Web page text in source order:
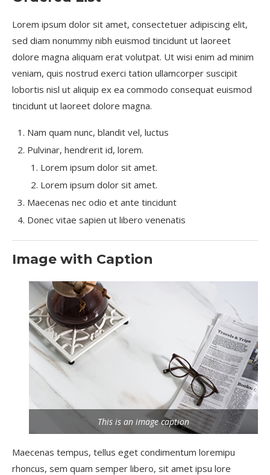
Lorem ipsum dolor sit amet, consectetuer adipiscing elit,
sed diam nonummy nibh euismod tincidunt ut laoreet
dolore magna aliquam erat volutpat. Ut wisi enim ad minim
veniam, quis nostrud exerci tation ullamcorper suscipit
lobortis nisl ut aliquip ex ea commodo consequat euismod
tincidunt ut laoreet dolore magna.
Nam quam nunc, blandit vel, luctus
Pulvinar, hendrerit id, lorem.
Lorem ipsum dolor sit amet.
Lorem ipsum dolor sit amet.
Maecenas nec odio et ante tincidunt
Donec vitae sapien ut libero venenatis
Image with Caption
This is an image caption
Maecenas tempus, tellus eget condimentum loremipu
rhoncus, sem quam semper libero, sit amet ipsu lore